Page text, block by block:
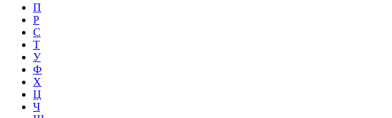
П
Р
С
Т
У
Ф
Х
Ц
Ч